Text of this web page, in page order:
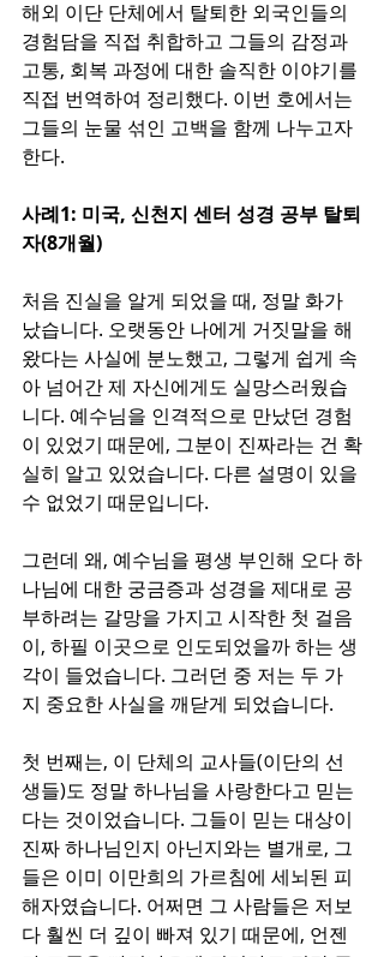
해외 이단 단체에서 탈퇴한 외국인들의
경험담을 직접 취합하고 그들의 감정과
고통, 회복 과정에 대한 솔직한 이야기를
직접 번역하여 정리했다. 이번 호에서는
그들의 눈물 섞인 고백을 함께 나누고자
한다.​
사례1: 미국, 신천지 센터 성경 공부 탈퇴
자(8개월)
처음 진실을 알게 되었을 때, 정말 화가
났습니다. 오랫동안 나에게 거짓말을 해
왔다는 사실에 분노했고, 그렇게 쉽게 속
아 넘어간 제 자신에게도 실망스러웠습
니다. 예수님을 인격적으로 만났던 경험
이 있었기 때문에, 그분이 진짜라는 건 확
실히 알고 있었습니다. 다른 설명이 있을
수 없었기 때문입니다.
그런데 왜, 예수님을 평생 부인해 오다 하
나님에 대한 궁금증과 성경을 제대로 공
부하려는 갈망을 가지고 시작한 첫 걸음
이, 하필 이곳으로 인도되었을까 하는 생
각이 들었습니다. 그러던 중 저는 두 가
지 중요한 사실을 깨닫게 되었습니다.
첫 번째는, 이 단체의 교사들(이단의 선
생들)도 정말 하나님을 사랑한다고 믿는
다는 것이었습니다. 그들이 믿는 대상이
진짜 하나님인지 아닌지와는 별개로, 그
들은 이미 이만희의 가르침에 세뇌된 피
해자였습니다. 어쩌면 그 사람들은 저보
다 훨씬 더 깊이 빠져 있기 때문에, 언젠